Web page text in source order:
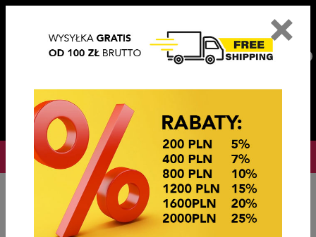
OKAZJE CENOWE
Hlavní stránka Bižutérie Kolczyki paletka
×